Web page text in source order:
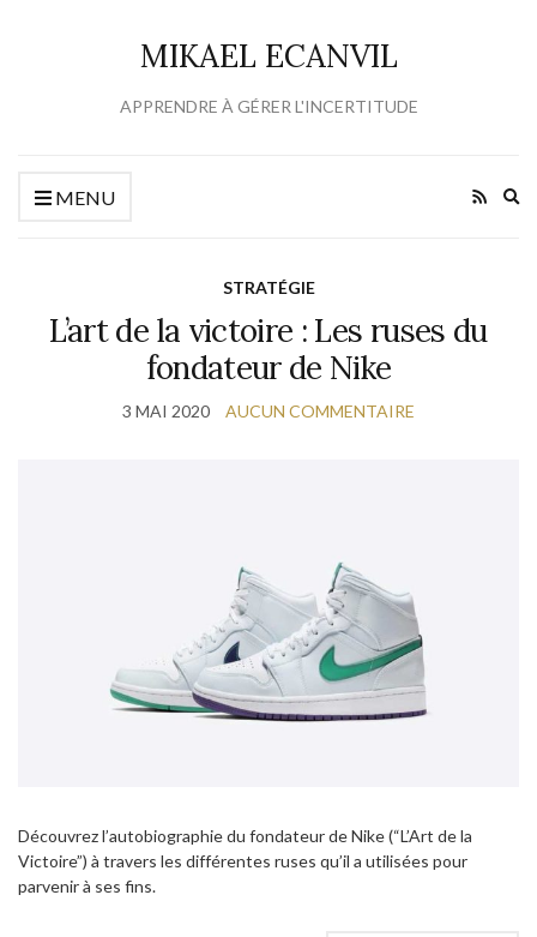
MIKAEL ECANVIL
APPRENDRE À GÉRER L'INCERTITUDE
MENU
STRATÉGIE
L’art de la victoire : Les ruses du
fondateur de Nike
3 MAI 2020 AUCUN COMMENTAIRE
Découvrez l’autobiographie du fondateur de Nike (“L’Art de la
Victoire”) à travers les différentes ruses qu’il a utilisées pour
parvenir à ses fins.